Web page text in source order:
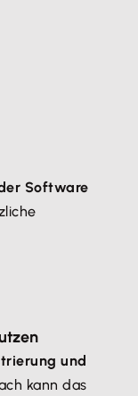
Software
und
kann das